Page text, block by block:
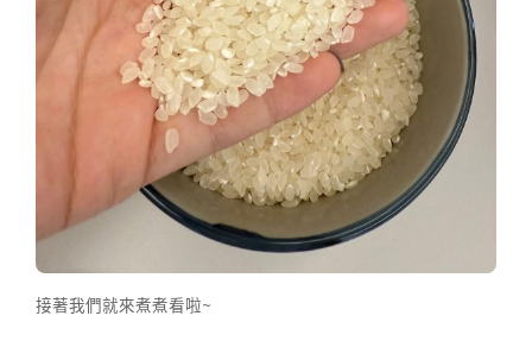
接著我們就來煮煮看啦~